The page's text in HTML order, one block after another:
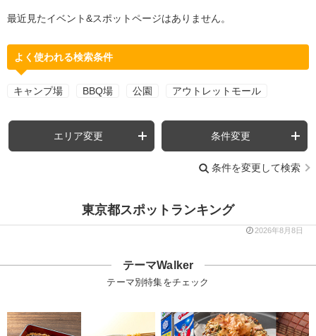
最近見たイベント&スポットページはありません。
よく使われる検索条件
キャンプ場 BBQ場 公園 アウトレットモール
エリア変更 条件変更
条件を変更して検索
東京都スポットランキング
2026年8月8日
テーマWalker
テーマ別特集をチェック